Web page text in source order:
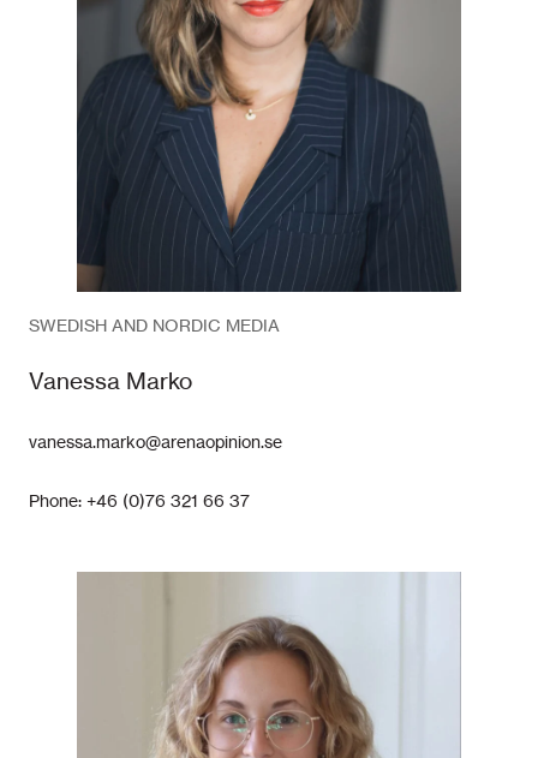
SWEDISH AND NORDIC MEDIA
Vanessa Marko
vanessa.marko@arenaopinion.se
Phone: +46 (0)76 321 66 37